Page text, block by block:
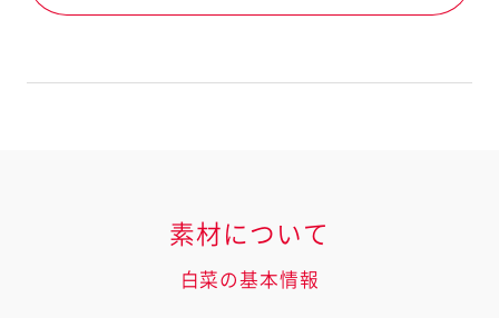
素材について
白菜の基本情報